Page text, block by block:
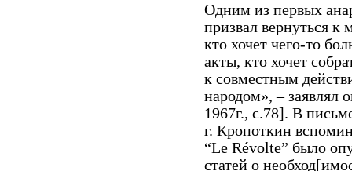
Одним из первых
призвал вернуться
кто хочет чего-то
акты, кто хочет
к совместным
народом», – заявлял
1967г., с.78]. В
г. Кропоткин
“Le Révolte” было
статей о